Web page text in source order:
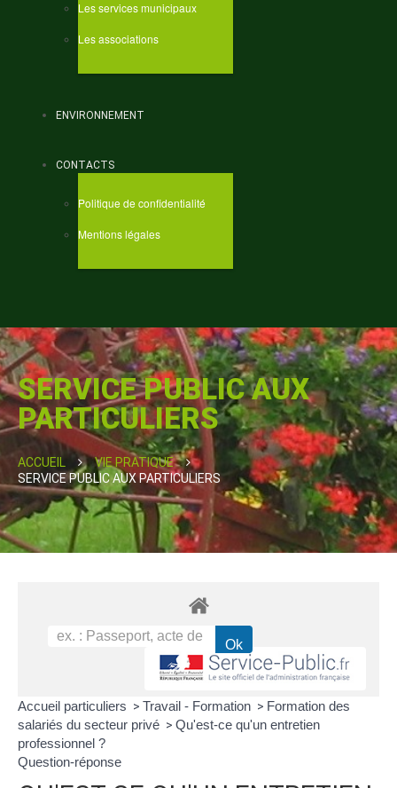
Les services municipaux
Les associations
ENVIRONNEMENT
CONTACTS
Politique de confidentialité
Mentions légales
SERVICE PUBLIC AUX
PARTICULIERS
ACCUEIL
VIE PRATIQUE
SERVICE PUBLIC AUX PARTICULIERS
Accueil particuliers > Travail - Formation > Formation des
salariés du secteur privé > Qu'est-ce qu'un entretien
professionnel ?
Question-réponse